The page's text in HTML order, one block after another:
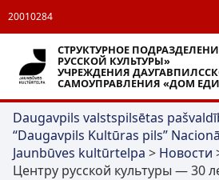
20010284
СТРУКТУРНОЕ
РУССКОЙ КУЛЬТУРЫ»
УЧРЕЖДЕНИЯ
САМОУПРАВЛЕНИЯ «ДОМ
Daugavpils valstspilsētas
“Daugavpils Kultūras pils”
Jaunbūves kultūrtelpa > Новости
Центру русской культуры — 30